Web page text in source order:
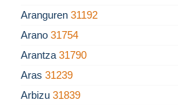
Aranguren 31192
Arano 31754
Arantza 31790
Aras 31239
Arbizu 31839